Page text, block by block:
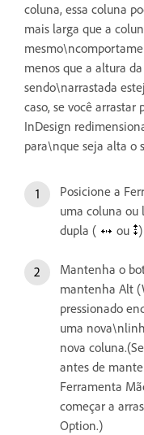
coluna, essa coluna
mais larga que a
menos que a altura
sendo\narrastada
caso, se você
InDesign
para\nque seja alta o
Posicione a
uma coluna ou
dupla (
ou
Mantenha o
mantenha Alt
pressionado
uma
nova
antes de
Ferramenta
começar a
Option.)